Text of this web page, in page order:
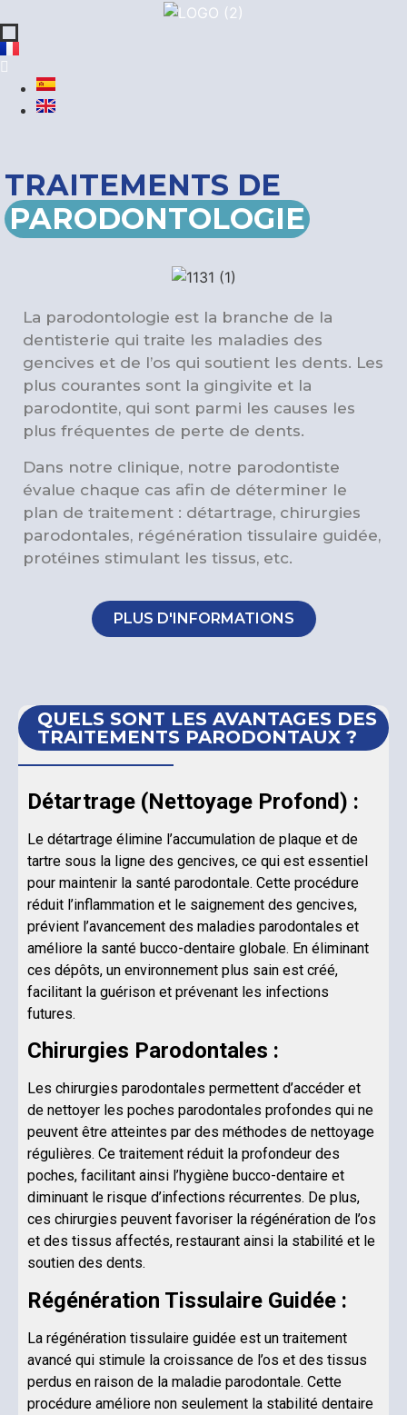
TRAITEMENTS DE
PARODONTOLOGIE
La parodontologie est la branche de la
dentisterie qui traite les maladies des
gencives et de l’os qui soutient les dents. Les
plus courantes sont la gingivite et la
parodontite, qui sont parmi les causes les
plus fréquentes de perte de dents.
Dans notre clinique, notre parodontiste
évalue chaque cas afin de déterminer le
plan de traitement : détartrage, chirurgies
parodontales, régénération tissulaire guidée,
protéines stimulant les tissus, etc.
PLUS D'INFORMATIONS
QUELS SONT LES AVANTAGES DES
TRAITEMENTS PARODONTAUX ?
Détartrage (Nettoyage Profond) :
Le détartrage élimine l’accumulation de plaque et de
tartre sous la ligne des gencives, ce qui est essentiel
pour maintenir la santé parodontale. Cette procédure
réduit l’inflammation et le saignement des gencives,
prévient l’avancement des maladies parodontales et
améliore la santé bucco-dentaire globale. En éliminant
ces dépôts, un environnement plus sain est créé,
facilitant la guérison et prévenant les infections
futures.
Chirurgies Parodontales :
Les chirurgies parodontales permettent d’accéder et
de nettoyer les poches parodontales profondes qui ne
peuvent être atteintes par des méthodes de nettoyage
régulières. Ce traitement réduit la profondeur des
poches, facilitant ainsi l’hygiène bucco-dentaire et
diminuant le risque d’infections récurrentes. De plus,
ces chirurgies peuvent favoriser la régénération de l’os
et des tissus affectés, restaurant ainsi la stabilité et le
soutien des dents.
Régénération Tissulaire Guidée :
La régénération tissulaire guidée est un traitement
avancé qui stimule la croissance de l’os et des tissus
perdus en raison de la maladie parodontale. Cette
procédure améliore non seulement la stabilité dentaire